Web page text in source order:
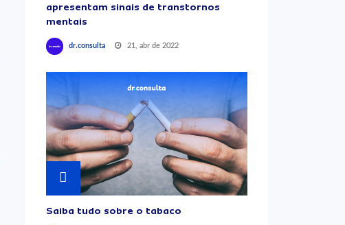
apresentam sinais de transtornos
mentais
dr.consulta 21, abr de 2022
Saiba tudo sobre o tabaco